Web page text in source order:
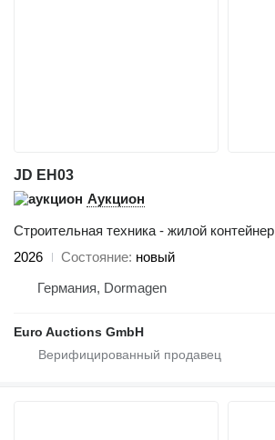
JD EH03
Аукцион
Строительная техника - жилой контейнер
2026
Состояние новый
Германия, Dormagen
Euro Auctions GmbH